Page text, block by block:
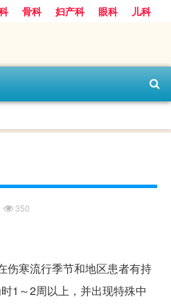
骨科 妇产科 眼科
儿科
350
伤寒流行季节和地区患者有持
1～2周以上，并出现特殊中